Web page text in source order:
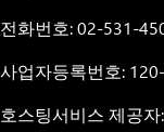
전화번호: 02-531-
사업자등록번호:
호스팅서비스 제공